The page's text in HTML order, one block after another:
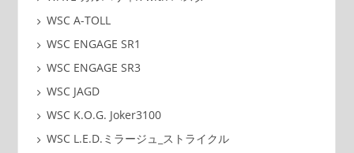
WSC A-TOLL
WSC ENGAGE SR1
WSC ENGAGE SR3
WSC JAGD
WSC K.O.G. Joker3100
WSC L.E.D.ミラージュ_ストライクル